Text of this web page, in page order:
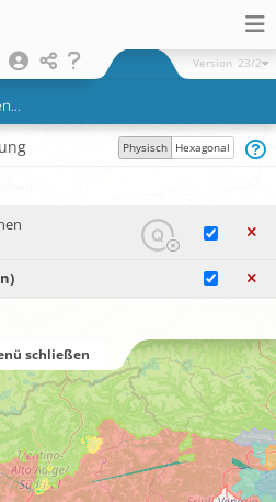
Version 23/2
Physisch Hexagonal
schließen